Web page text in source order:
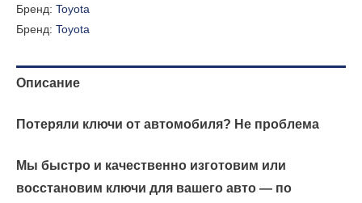
Бренд: Toyota
Бренд: Toyota
Описание
Потеряли ключи от автомобиля? Не проблема
Мы быстро и качественно изготовим или
восстановим ключи для вашего авто — по